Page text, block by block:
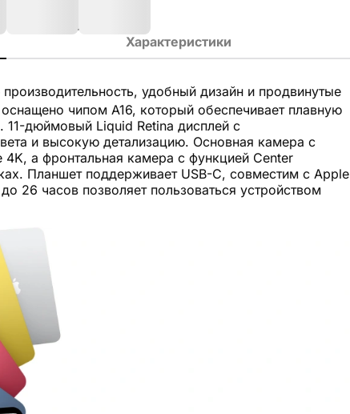
Характеристики
удобный дизайн и продвинутые
чипом A16, который обеспечивает плавную
11-дюймовый Liquid Retina дисплей с
и высокую детализацию. Основная камера с
а фронтальная камера с функцией Center
Планшет поддерживает USB-C, совместим с Apple
26 часов позволяет пользоваться устройством